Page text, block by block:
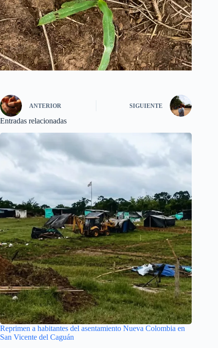
ANTERIOR SIGUIENTE
Entradas relacionadas
Reprimen a habitantes del asentamiento Nueva Colombia en
San Vicente del Caguán